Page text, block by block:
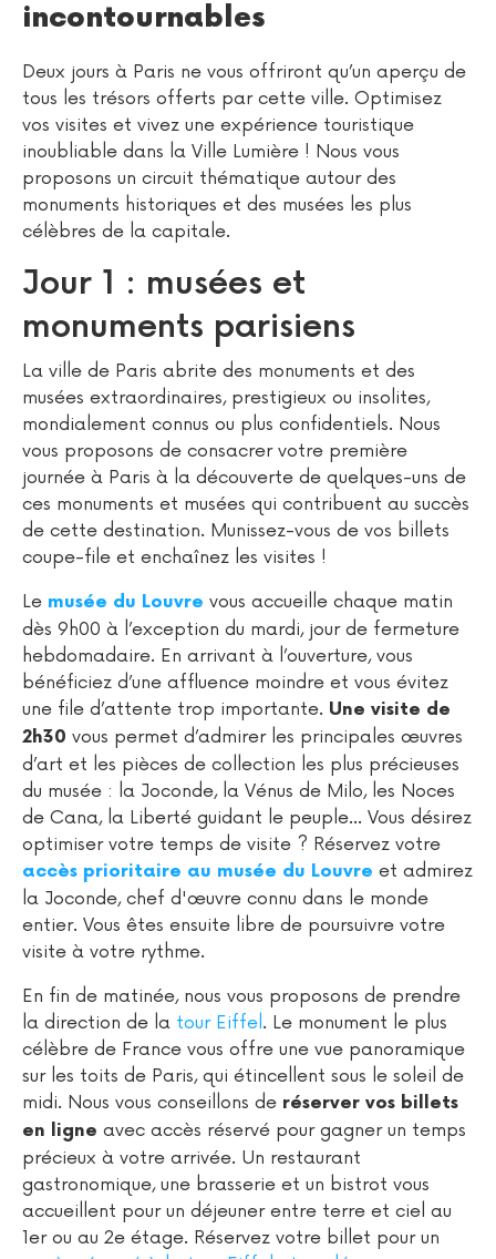
incontournables
Deux jours à Paris ne vous offriront qu’un aperçu de
tous les trésors offerts par cette ville. Optimisez
vos visites et vivez une expérience touristique
inoubliable dans la Ville Lumière ! Nous vous
proposons un circuit thématique autour des
monuments historiques et des musées les plus
célèbres de la capitale.
Jour 1 : musées et
monuments parisiens
La ville de Paris abrite des monuments et des
musées extraordinaires, prestigieux ou insolites,
mondialement connus ou plus confidentiels. Nous
vous proposons de consacrer votre première
journée à Paris à la découverte de quelques-uns de
ces monuments et musées qui contribuent au succès
de cette destination. Munissez-vous de vos billets
coupe-file et enchaînez les visites !
Le musée du Louvre vous accueille chaque matin
dès 9h00 à l’exception du mardi, jour de fermeture
hebdomadaire. En arrivant à l’ouverture, vous
bénéficiez d’une affluence moindre et vous évitez
une file d’attente trop importante. Une visite de
2h30 vous permet d’admirer les principales œuvres
d’art et les pièces de collection les plus précieuses
du musée : la Joconde, la Vénus de Milo, les Noces
de Cana, la Liberté guidant le peuple… Vous désirez
optimiser votre temps de visite ? Réservez votre
accès prioritaire au musée du Louvre et admirez
la Joconde, chef d'œuvre connu dans le monde
entier. Vous êtes ensuite libre de poursuivre votre
visite à votre rythme.
En fin de matinée, nous vous proposons de prendre
la direction de la tour Eiffel. Le monument le plus
célèbre de France vous offre une vue panoramique
sur les toits de Paris, qui étincellent sous le soleil de
midi. Nous vous conseillons de réserver vos billets
en ligne avec accès réservé pour gagner un temps
précieux à votre arrivée. Un restaurant
gastronomique, une brasserie et un bistrot vous
accueillent pour un déjeuner entre terre et ciel au
1er ou au 2e étage. Réservez votre billet pour un